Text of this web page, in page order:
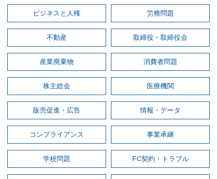
ビジネスと人権 労務問題
不動産 取締役・取締役会
産業廃棄物 消費者問題
株主総会 医療機関
販売促進・広告 情報・データ
コンプライアンス 事業承継
学校問題 FC契約・トラブル